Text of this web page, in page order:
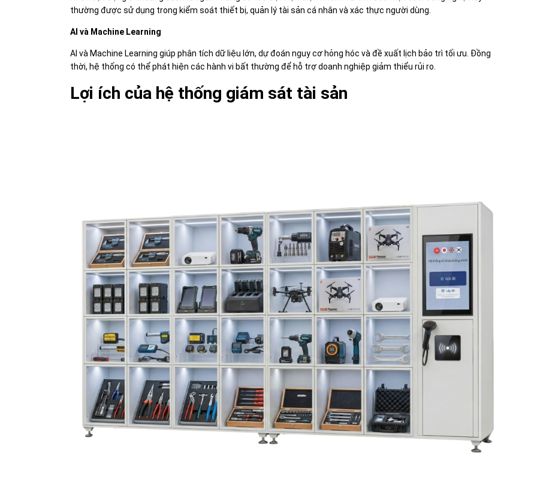
thường được sử dụng trong kiểm soát thiết bị, quản lý tài sản cá nhân và xác thực người dùng.
AI và Machine Learning
AI và Machine Learning giúp phân tích dữ liệu lớn, dự đoán nguy cơ hỏng hóc và đề xuất lịch bảo trì tối ưu. Đồng
thời, hệ thống có thể phát hiện các hành vi bất thường để hỗ trợ doanh nghiệp giảm thiểu rủi ro.
Lợi ích của hệ thống giám sát tài sản